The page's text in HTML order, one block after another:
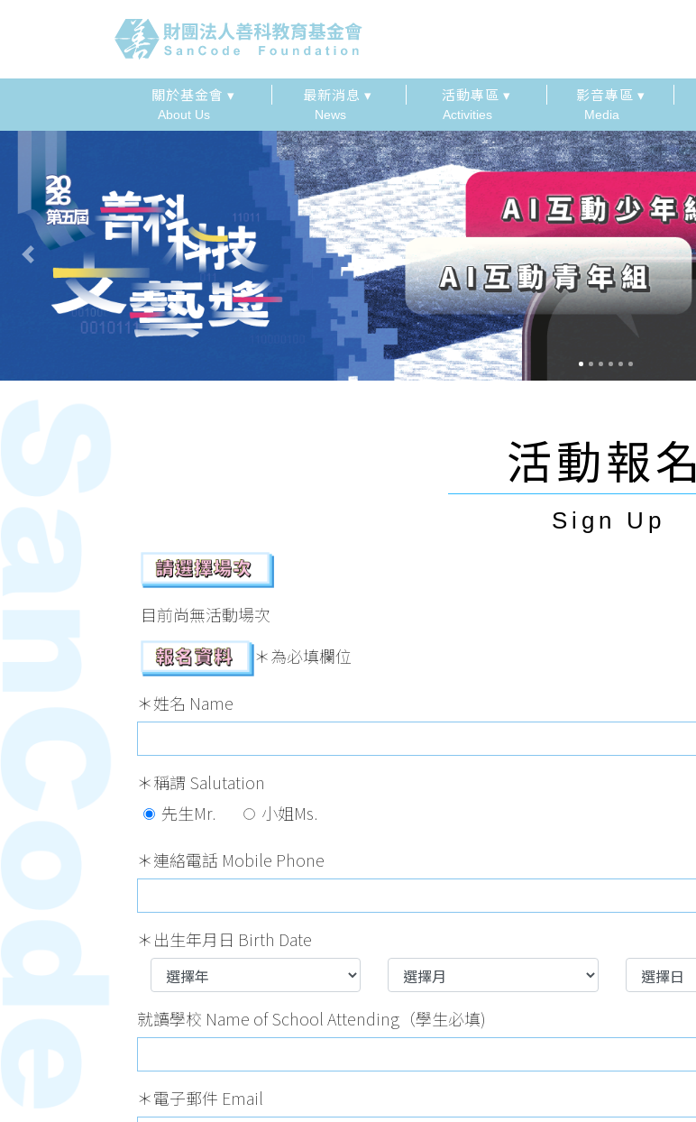
關於基金會 ▾
About Us
最新消息 ▾
News
活動專區 ▾
Activities
影音專區 ▾
Media
Previous
活動報名
Sign Up
目前尚無活動場次
＊為必填欄位
＊姓名 Name
＊稱謂 Salutation
先生Mr.
小姐Ms.
＊連絡電話 Mobile Phone
＊出生年月日 Birth Date
就讀學校 Name of School Attending（學生必填)
＊電子郵件 Email